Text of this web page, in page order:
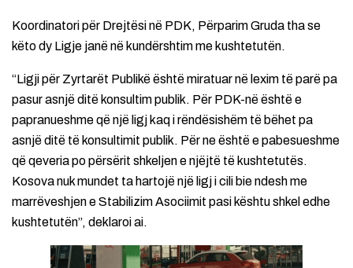
Koordinatori për Drejtësi në PDK, Përparim Gruda tha se
këto dy Ligje janë në kundërshtim me kushtetutën.
“Ligji për Zyrtarët Publikë është miratuar në lexim të parë pa
pasur asnjë ditë konsultim publik. Për PDK-në është e
papranueshme që një ligj kaq i rëndësishëm të bëhet pa
asnjë ditë të konsultimit publik. Për ne është e pabesueshme
që qeveria po përsërit shkeljen e njëjtë të kushtetutës.
Kosova nuk mundet ta hartojë një ligj i cili bie ndesh me
marrëveshjen e Stabilizim Asociimit pasi kështu shkel edhe
kushtetutën”, deklaroi ai.